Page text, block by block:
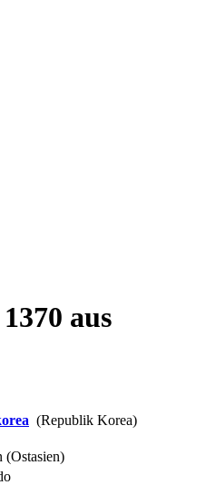
aus
(Republik Korea)
(Ostasien)